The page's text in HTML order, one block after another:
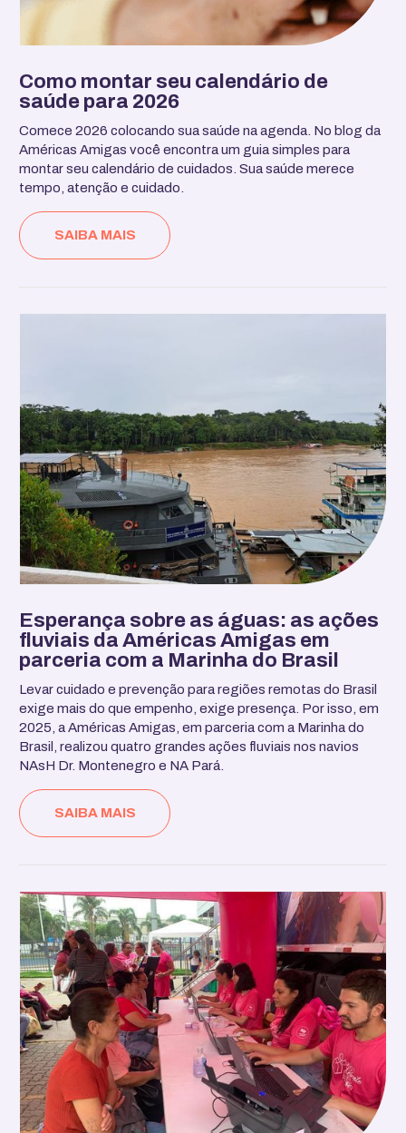
Como montar seu calendário de
saúde para 2026
Comece 2026 colocando sua saúde na agenda. No blog da
Américas Amigas você encontra um guia simples para
montar seu calendário de cuidados. Sua saúde merece
tempo, atenção e cuidado.
SAIBA MAIS
Esperança sobre as águas: as ações
fluviais da Américas Amigas em
parceria com a Marinha do Brasil
Levar cuidado e prevenção para regiões remotas do Brasil
exige mais do que empenho, exige presença. Por isso, em
2025, a Américas Amigas, em parceria com a Marinha do
Brasil, realizou quatro grandes ações fluviais nos navios
NAsH Dr. Montenegro e NA Pará.
SAIBA MAIS